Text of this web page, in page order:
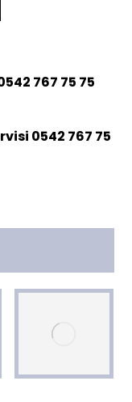
767 75 75
0542 767 75